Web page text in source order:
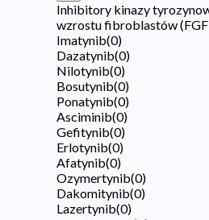
Inhibitory kinazy
wzrostu fibroblastów
Imatynib(0)
Dazatynib(0)
Nilotynib(0)
Bosutynib(0)
Ponatynib(0)
Asciminib(0)
Gefitynib(0)
Erlotynib(0)
Afatynib(0)
Ozymertynib(0)
Dakomitynib(0)
Lazertynib(0)